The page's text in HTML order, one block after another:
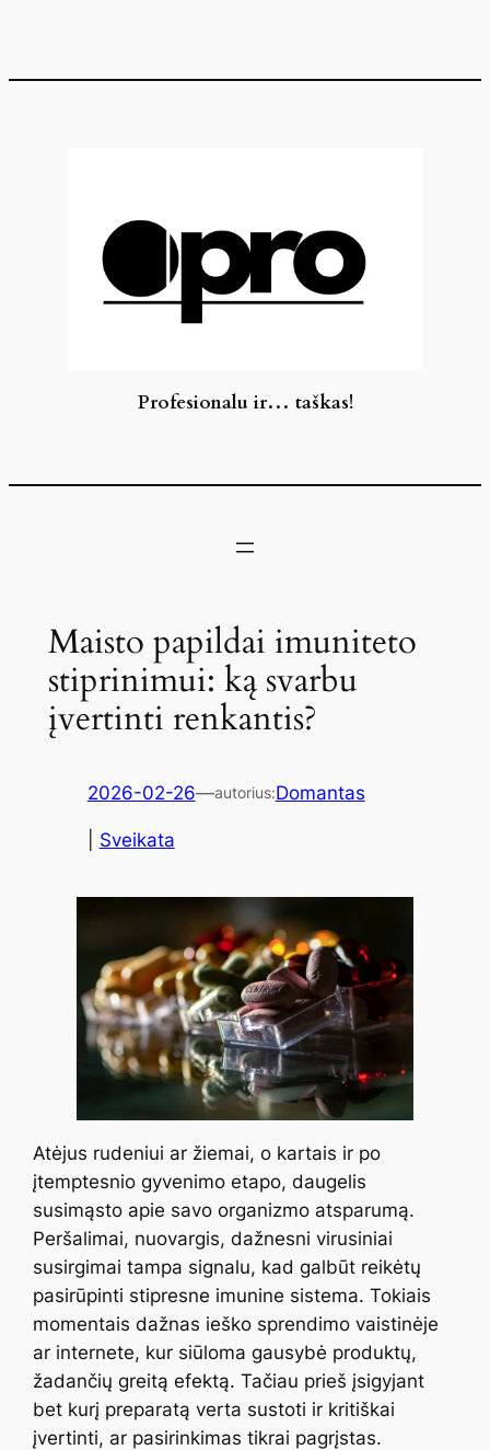
turinio
Profesionalu ir… taškas!
Maisto papildai imuniteto
stiprinimui: ką svarbu
įvertinti renkantis?
2026-02-26—autorius:Domantas
Sveikata
Atėjus rudeniui ar žiemai, o kartais ir po
įtemptesnio gyvenimo etapo, daugelis
susimąsto apie savo organizmo atsparumą.
Peršalimai, nuovargis, dažnesni virusiniai
susirgimai tampa signalu, kad galbūt reikėtų
pasirūpinti stipresne imunine sistema. Tokiais
momentais dažnas ieško sprendimo vaistinėje
ar internete, kur siūloma gausybė produktų,
žadančių greitą efektą. Tačiau prieš įsigyjant
bet kurį preparatą verta sustoti ir kritiškai
įvertinti, ar pasirinkimas tikrai pagrįstas.